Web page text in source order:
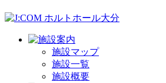
施設マップ
施設一覧
施設概要